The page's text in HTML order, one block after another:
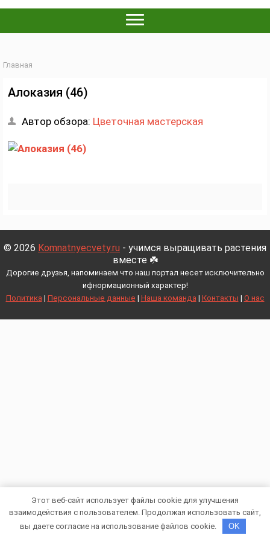
Главная
Алоказия (46)
Автор обзора: Цветочная мастерская
© 2026 Komnatnyecvety.ru - учимся выращивать растения
вместе ☘️
Дорогие друзья, напоминаем что наш портал несет исключительно
ифнормационный характер!
Политика | Персональные данные | Наша команда | Контакты | О нас
Этот веб-сайт использует файлы cookie для улучшения
взаимодействия с пользователем. Продолжая использовать сайт,
вы даете согласие на использование файлов cookie.
OK